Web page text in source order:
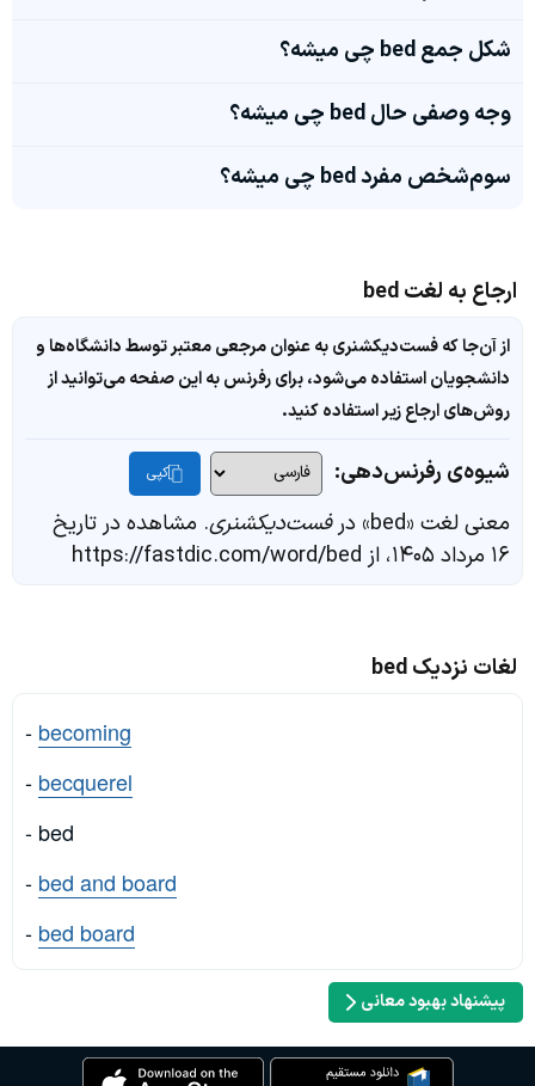
شکل جمع bed چی میشه؟
وجه وصفی حال bed چی میشه؟
سوم‌شخص مفرد bed چی میشه؟
ارجاع به لغت bed
از آن‌جا که فست‌دیکشنری به عنوان مرجعی معتبر توسط دانشگاه‌ها و
دانشجویان استفاده می‌شود، برای رفرنس به این صفحه می‌توانید از
روش‌های ارجاع زیر استفاده کنید.
شیوه‌ی رفرنس‌دهی: کپی
معنی لغت «bed» در فست‌دیکشنری. مشاهده در تاریخ
۱۶ مرداد ۱۴۰۵، از https://fastdic.com/word/bed
لغات نزدیک bed
- becoming
- becquerel
- bed
- bed and board
- bed board
پیشنهاد بهبود معانی